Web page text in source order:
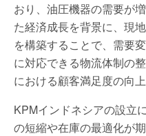
おり、油圧機器の需要が
た経済成長を背景に、現
を構築することで、需要
に対応できる物流体制の
における顧客満足度の向
KPMインドネシアの設立
の短縮や在庫の最適化が